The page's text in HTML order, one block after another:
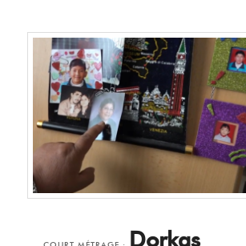
Dorkas